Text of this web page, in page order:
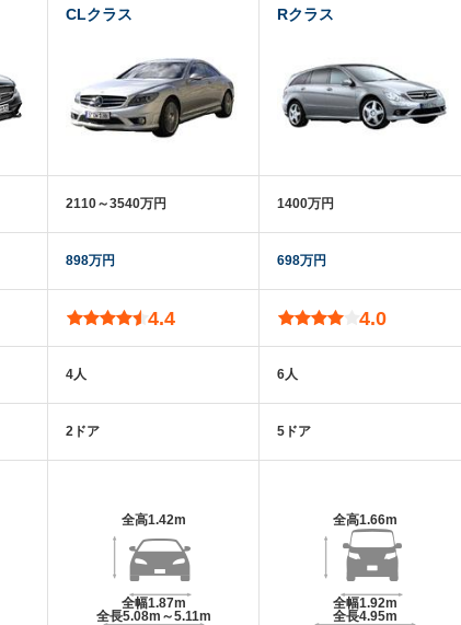
CLクラス
2110～3540万円
898万円
4.4
4人
2ドア
全高1.42m
全幅1.87m
全長5.08m～5.11m
Rクラス
1400万円
698万円
4.0
6人
5ドア
全高1.66m
全幅1.92m
全長4.95m